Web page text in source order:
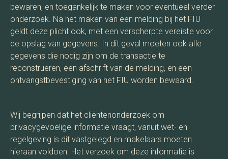
bewaren, en toegankelijk te maken voor eventueel verder
onderzoek. Na het maken van een melding bij het FIU
geldt deze plicht ook, met een verscherpte vereiste voor
de opslag van gegevens. In dit geval moeten ook alle
gegevens die nodig zijn om de transactie te
reconstrueren, een afschrift van de melding, en een
ontvangstbevestiging van het FIU worden bewaard.
Wij begrijpen dat het cliëntenonderzoek om
privacygevoelige informatie vraagt, vanuit wet- en
regelgeving is dit vastgelegd en makelaars moeten
hieraan voldoen. Het verzoek om deze informatie is